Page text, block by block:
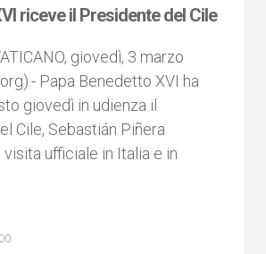
riceve il Presidente del Cile
giovedì, 3 marzo
Papa Benedetto XVI ha
giovedì in udienza il
Cile, Sebastián Piñera
visita ufficiale in Italia e in